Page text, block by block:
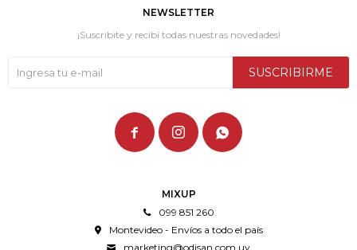
MIXUP
099 851 260
Montevideo - Envíos a todo el país
marketing@odisan.com.uy
NEWSLETTER
¡Suscribite y recibí todas nuestras novedades!
SUSCRIBIRME
  